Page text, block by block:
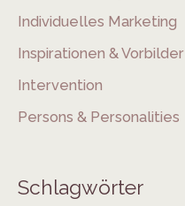
Individuelles Marketing
Inspirationen & Vorbilder
Intervention
Persons & Personalities
Schlagwörter